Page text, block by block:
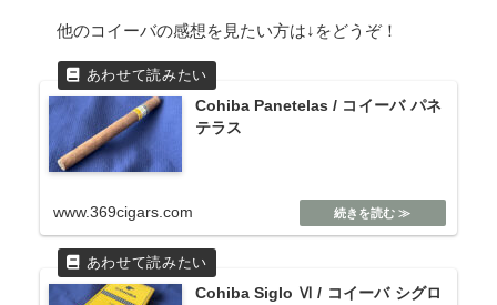
他のコイーバの感想を見たい方は↓をどうぞ！
Cohiba Panetelas / コイーバ パネ
テラス
www.369cigars.com
Cohiba Siglo Ⅵ / コイーバ シグロ